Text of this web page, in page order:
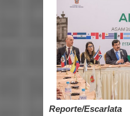
Reporte/Escarlata